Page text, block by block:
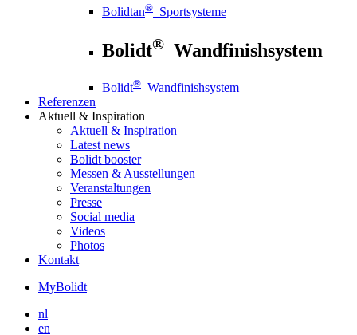
Bolidtan® Sportsysteme
Bolidt® Wandfinishsystem
Bolidt® Wandfinishsystem
Referenzen
Aktuell & Inspiration
Aktuell & Inspiration
Latest news
Bolidt booster
Messen & Ausstellungen
Veranstaltungen
Presse
Social media
Videos
Photos
Kontakt
MyBolidt
nl
en